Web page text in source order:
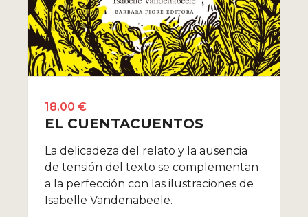
18.00 €
EL CUENTACUENTOS
La delicadeza del relato y la ausencia
de tensión del texto se complementan
a la perfección con las ilustraciones de
Isabelle Vandenabeele.